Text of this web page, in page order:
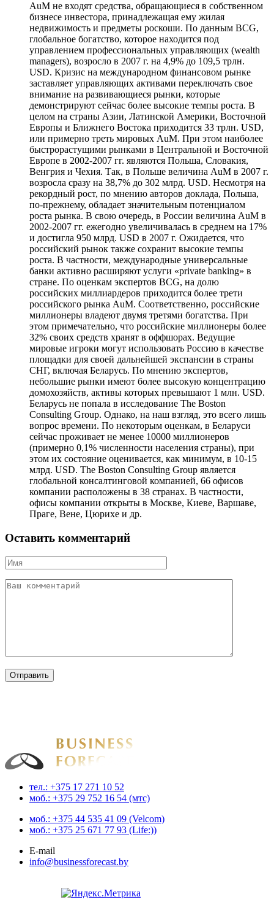
AuM не входят средства, обращающиеся в собственном
бизнесе инвестора, принадлежащая ему жилая
недвижимость и предметы роскоши. По данным BCG,
глобальное богатство, которое находится под
управлением профессиональных управляющих (wealth
managers), возросло в 2007 г. на 4,9% до 109,5 трлн.
USD. Кризис на международном финансовом рынке
заставляет управляющих активами переключать свое
внимание на развивающиеся рынки, которые
демонстрируют сейчас более высокие темпы роста. В
целом на страны Азии, Латинской Америки, Восточной
Европы и Ближнего Востока приходится 33 трлн. USD,
или примерно треть мировых AuM. При этом наиболее
быстрорастущими рынками в Центральной и Восточной
Европе в 2002-2007 гг. являются Польша, Словакия,
Венгрия и Чехия. Так, в Польше величина AuM в 2007 г.
возросла сразу на 38,7% до 302 млрд. USD. Несмотря на
рекордный рост, по мнению авторов доклада, Польша,
по-прежнему, обладает значительным потенциалом
роста рынка. В свою очередь, в России величина AuM в
2002-2007 гг. ежегодно увеличивалась в среднем на 17%
и достигла 950 млрд. USD в 2007 г. Ожидается, что
российский рынок также сохранит высокие темпы
роста. В частности, международные универсальные
банки активно расширяют услуги «private banking» в
стране. По оценкам экспертов BCG, на долю
российских миллиардеров приходится более трети
российского рынка AuM. Соответственно, российские
миллионеры владеют двумя третями богатства. При
этом примечательно, что российские миллионеры более
32% своих средств хранят в оффшорах. Ведущие
мировые игроки могут использовать Россию в качестве
площадки для своей дальнейшей экспансии в страны
СНГ, включая Беларусь. По мнению экспертов,
небольшие рынки имеют более высокую концентрацию
домохозяйств, активы которых превышают 1 млн. USD.
Беларусь не попала в исследование The Boston
Consulting Group. Однако, на наш взгляд, это всего лишь
вопрос времени. По некоторым оценкам, в Беларуси
сейчас проживает не менее 10000 миллионеров
(примерно 0,1% численности населения страны), при
этом их состояние оценивается, как минимум, в 10-15
млрд. USD. The Boston Consulting Group является
глобальной консалтинговой компанией, 66 офисов
компании расположены в 38 странах. В частности,
офисы компании открыты в Москве, Киеве, Варшаве,
Праге, Вене, Цюрихе и др.
Оставить комментарий
Businessforecast
Аналитика и прогнозирование для профессионалов
тел.: +375 17 271 10 52
моб.: +375 29 752 16 54 (мтс)
моб.: +375 44 535 41 09 (Velcom)
моб.: +375 25 671 77 93 (Life:))
E-mail
info@businessforecast.by